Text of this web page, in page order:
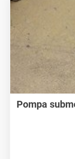
Pompa